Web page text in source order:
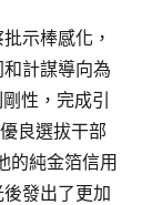
示棒感化，
計謀導向為
性，完成引
良選拔干部
的純金箔信用
發出了更加